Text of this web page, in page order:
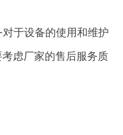
于设备的使用和维护
虑厂家的售后服务质